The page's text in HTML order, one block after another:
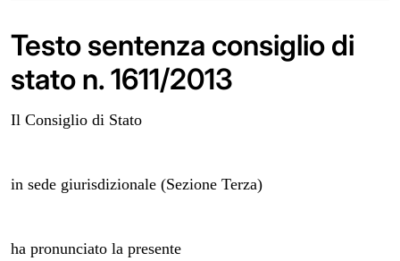
Testo sentenza consiglio di
stato n. 1611/2013
Il Consiglio di Stato
in sede giurisdizionale (Sezione Terza)
ha pronunciato la presente